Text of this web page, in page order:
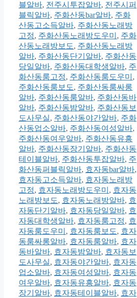
블알바, 전주시투잡알바, 전주시퍼
블릭알바, 주화산동bar알바, 주화
산동고소득알바, 주화산동노래방
고정, 주화산동노래방도우미 , 주화
산동노래방보도, 주화산동노래방
알바, 주화산동단기알바, 주화산동
당일알바, 주화산동대학생알바, 주
화산동룸고정, 주화산동룸도우미 ,
주화산동룸보도, 주화산동룸싸롱
알바, 주화산동룸알바, 주화산동바
알바, 주화산동밤알바, 주화산동보
도사무실, 주화산동야간알바, 주화
산동업소알바, 주화산동여성알바,
주화산동여우알바, 주화산동유흥
알바, 주화산동장기알바, 주화산동
테이블알바, 주화산동투잡알바, 주
화산동퍼블릭알바, 효자동bar알바,
효자동고소득알바, 효자동노래방
고정, 효자동노래방도우미 , 효자동
노래방보도, 효자동노래방알바, 효
자동단기알바, 효자동당일알바, 효
자동대학생알바, 효자동룸고정, 효
자동룸도우미 , 효자동룸보도, 효자
동룸싸롱알바, 효자동룸알바, 효자
동바알바, 효자동밤알바, 효자동보
도사무실, 효자동야간알바, 효자동
업소알바, 효자동여성알바, 효자동
여우알바, 효자동유흥알바, 효자동
장기알바, 효자동테이블알바, 효자